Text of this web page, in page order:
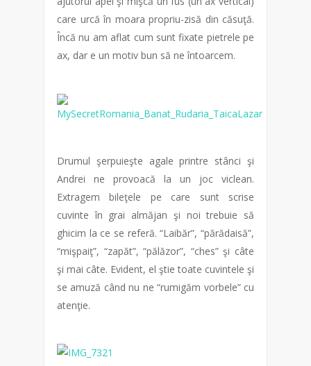
care urcă în moara propriu-zisă din căsuţă.
Încă nu am aflat cum sunt fixate pietrele pe
ax, dar e un motiv bun să ne întoarcem.
Drumul şerpuieşte agale printre stânci şi
Andrei ne provoacă la un joc viclean.
Extragem bileţele pe care sunt scrise
cuvinte în grai almăjan şi noi trebuie să
ghicim la ce se referă. “Laibăr”, “părădaisă”,
“mişpaiţ”, “zapăt”, “pălăzor”, “ches” şi câte
şi mai câte. Evident, el ştie toate cuvintele şi
se amuză când nu ne “rumigăm vorbele” cu
atenţie.